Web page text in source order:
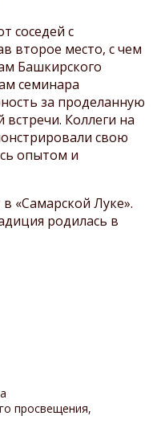
соседей с
второе место, с чем
Башкирского
семинара
за проделанную
Коллеги на
свою
опытом и
«Самарской Луке».
родилась в
просвещения,